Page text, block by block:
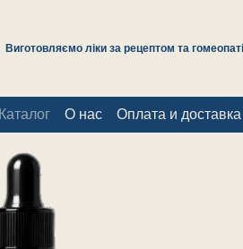
Виготовляємо ліки за рецептом та
Каталог О нас Оплата и доставка